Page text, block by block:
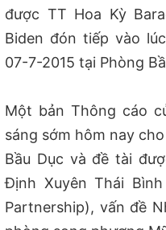
được TT Hoa Kỳ
Biden đón tiếp vào
07-7-2015 tại Phòng
Một bản Thông cáo
sáng sớm hôm nay
Bầu Dục và đề tài
Định Xuyên Thái
Partnership), vấn đề